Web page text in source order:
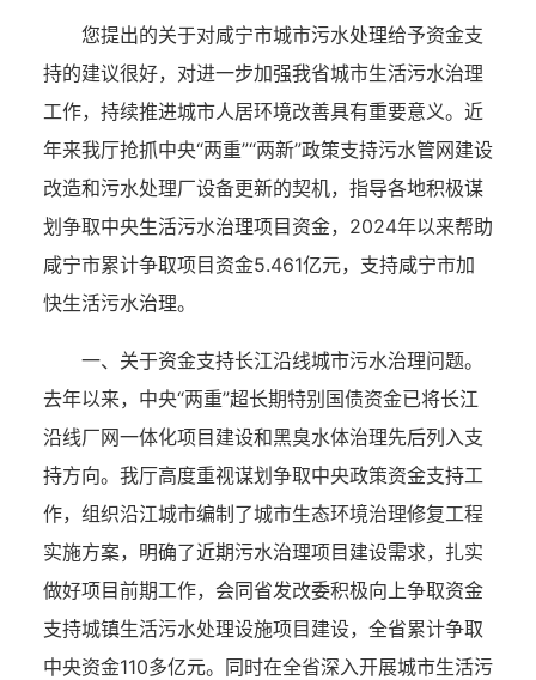
您提出的关于对咸宁市城市污水处理给予资金支
持的建议很好，对进一步加强我省城市生活污水治理
工作， 持续推进城市人居环境改善具有重要意义。 近
年来我厅抢抓中央“两重”“两新”政策支持污水管网建设
改造和污水处理厂设备更新的契机，指导各地积极谋
划争取中央生活污水治理项目资金，2024年以来帮助
咸宁市累计争取项目资金5.461亿元，支持咸宁市加
快生活污水治理。
一、 关于资金支持长江沿线城市污水治理问题。
去年以来， 中央“两重”超长期特别国债资金已将长江
沿线厂网一体化项目建设和黑臭水体治理先后列入支
持方向。我厅高度重视谋划争取中央政策资金支持工
作，组织沿江城市编制了城市生态环境治理修复工程
实施方案，明确了近期污水治理项目建设需求，扎实
做好项目前期工作，会同省发改委积极向上争取资金
支持城镇生活污水处理设施项目建设， 全省累计争取
中央资金110多亿元。同时在全省深入开展城市生活污